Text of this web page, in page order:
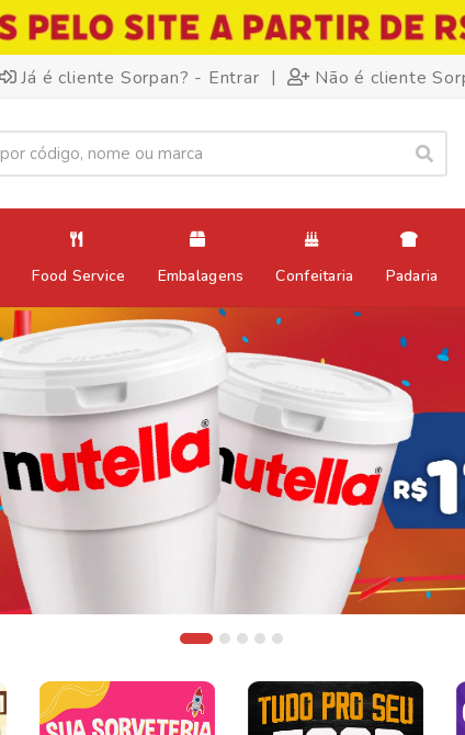
Já é cliente Sorpan? - Entrar | Não é cliente
Food Service Embalagens Confeitaria Padaria